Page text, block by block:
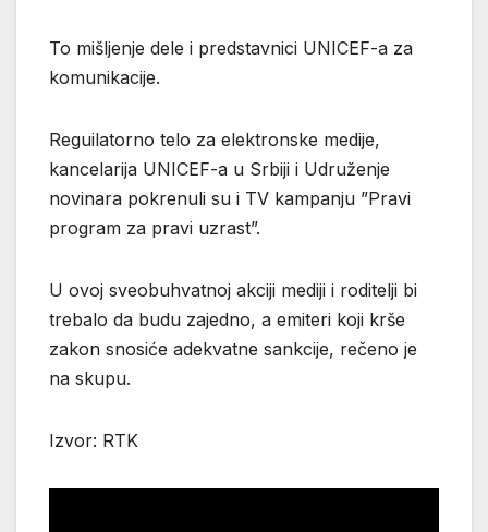
To mišljenje dele i predstavnici UNICEF-a za
komunikacije.
Reguilatorno telo za elektronske medije,
kancelarija UNICEF-a u Srbiji i Udruženje
novinara pokrenuli su i TV kampanju ”Pravi
program za pravi uzrast”.
U ovoj sveobuhvatnoj akciji mediji i roditelji bi
trebalo da budu zajedno, a emiteri koji krše
zakon snosiće adekvatne sankcije, rečeno je
na skupu.
Izvor: RTK